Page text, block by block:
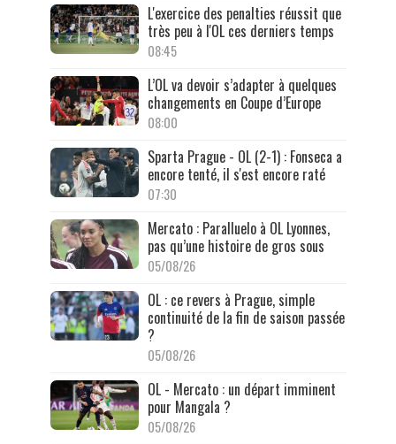
L'exercice des penalties réussit que
très peu à l'OL ces derniers temps
08:45
L’OL va devoir s’adapter à quelques
changements en Coupe d’Europe
08:00
Sparta Prague - OL (2-1) : Fonseca a
encore tenté, il s'est encore raté
07:30
Mercato : Paralluelo à OL Lyonnes,
pas qu’une histoire de gros sous
05/08/26
OL : ce revers à Prague, simple
continuité de la fin de saison passée
?
05/08/26
OL - Mercato : un départ imminent
pour Mangala ?
05/08/26